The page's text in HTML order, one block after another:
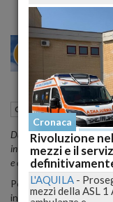
Cronaca Pescara (PE)
Dal 29 maggio al 1°
internazionale dedicato
e ospiti di rilievo come
Pescara si prepara a
internazionale con la
Cronaca
Rivoluzione
mezzi e il
L'AQUILA -
mezzi della ASL